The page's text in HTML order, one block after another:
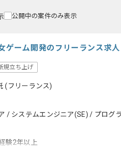
公開中の案件のみ表示
ゲーム開発のフリーランス求
規立ち上げ
(フリーランス)
/ システムエンジニア(SE) / プログ
験2年以上